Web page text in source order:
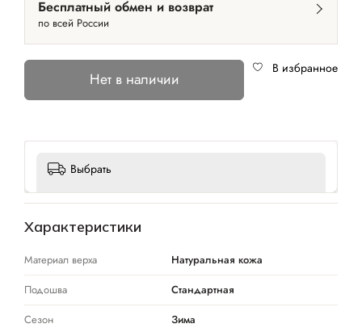
Бесплатный обмен и возврат
по всей России
Нет в наличии
В избранное
Выбрать
Характеристики
Материал верха
Натуральная кожа
Подошва
Стандартная
Сезон
Зима